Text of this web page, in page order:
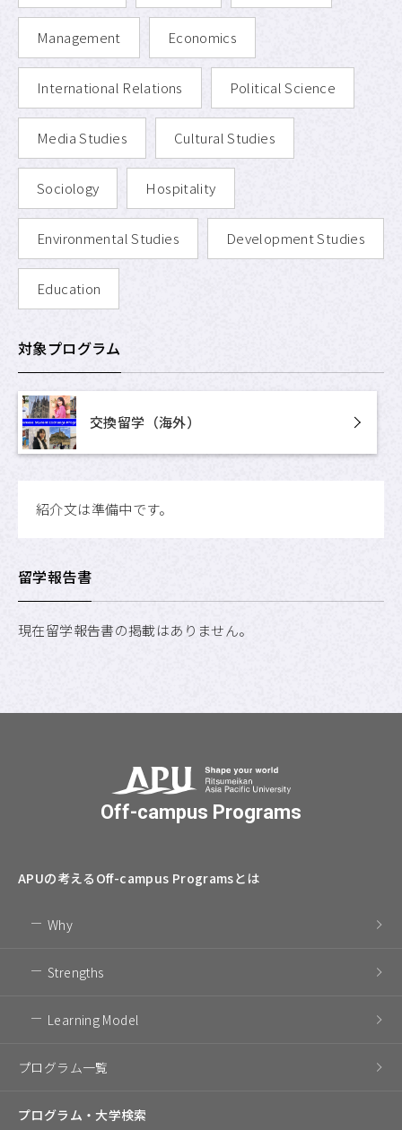
Management Economics
International Relations Political Science
Media Studies Cultural Studies
Sociology Hospitality
Environmental Studies Development Studies
Education
対象プログラム
交換留学（海外）
紹介文は準備中です。
留学報告書
現在留学報告書の掲載はありません。
Off-campus Programs
APUの考える Off-campus Programsとは
Why
Strengths
Learning Model
プログラム一覧
プログラム・大学検索